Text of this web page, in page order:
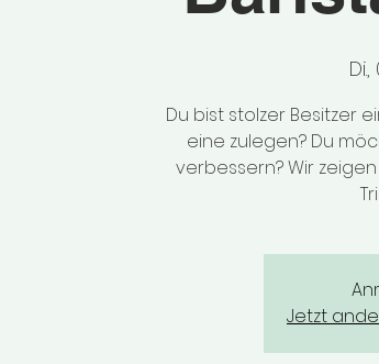
Du bist stolzer Besitzer
eine zulegen? Du
verbessern? Wir
Jetzt